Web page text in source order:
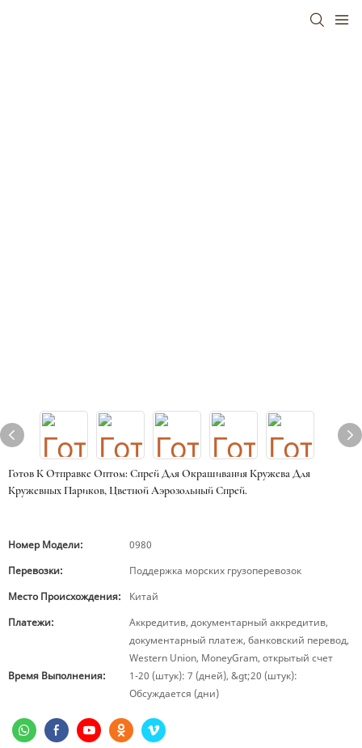
Готов К Отправке Оптом: Спрей Для Окрашивания Кружева Для
Кружевных Париков, Цветной Аэрозольный Спрей.
Номер Модели:
0980
Перевозки:
Поддержка морских грузоперевозок
Место Происхождения:
Китай
Платежи:
Аккредитив, документарный аккредитив,
документарный платеж, банковский перевод,
Western Union, MoneyGram, открытый счет
Время Выполнения:
1-20 (штук): 7 (дней), &gt;20 (штук):
Обсуждается (дни)